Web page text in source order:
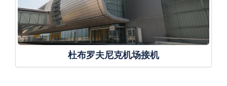
杜布罗夫尼克机场接机